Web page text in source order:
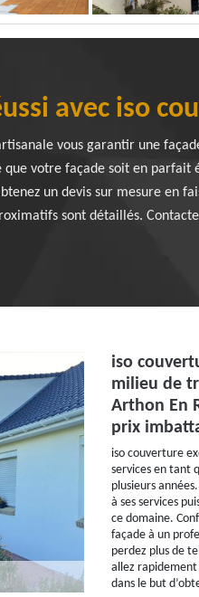
avec iso
vous garantir une
votre façade soit en parfait
un devis sur mesure en
sont détaillés.
iso
milieu de
Arthon En
prix
iso couverture
services en tant
plusieurs
à ses services
ce domaine.
façade à un
perdez plus de
allez
dans le but